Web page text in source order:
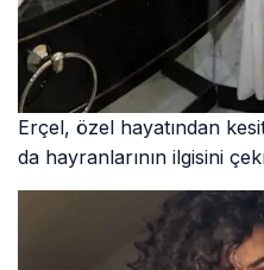
Erçel, özel hayatından
da hayranlarının ilgisini